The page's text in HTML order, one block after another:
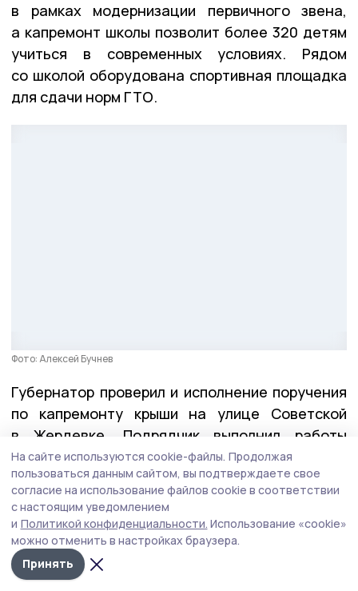
в рамках модернизации первичного звена,
а капремонт школы позволит более 320 детям
учиться в современных условиях. Рядом
со школой оборудована спортивная площадка
для сдачи норм ГТО.
Фото: Алексей Бучнев
Губернатор проверил и исполнение поручения
по капремонту крыши на улице Советской
в Жердевке. Подрядчик выполнил работы
в полном объёме и раньше обещанного срока.
Герои Тамбовщины
На этой неделе вместе с директором Высшей
школы государственного управления Олегом
Кондратенко Евгений Первышов
На сайте используются cookie-файлы. Продолжая
пользоваться данным сайтом, вы подтверждаете свое
согласие на использование файлов cookie в соответствии
с настоящим уведомлением
и Политикой конфиденциальности. Использование «cookie»
можно отменить в настройках браузера.
Принять